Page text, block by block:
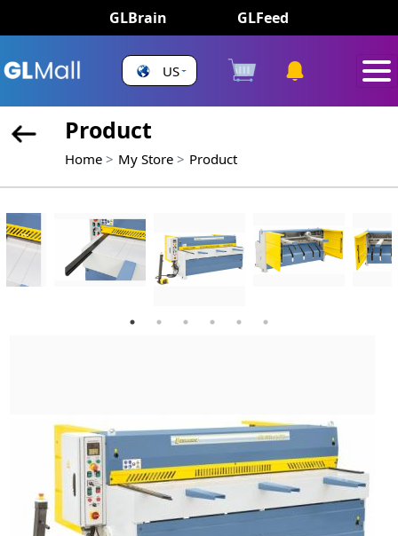
GLBrain GLFeed
US
Product
Home My Store Product